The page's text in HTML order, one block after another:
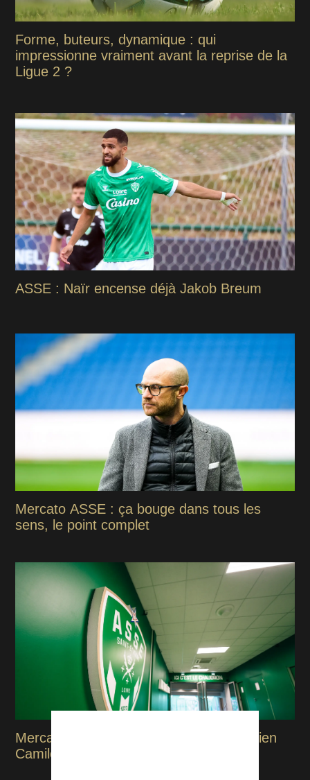
Forme, buteurs, dynamique : qui
impressionne vraiment avant la reprise de la
Ligue 2 ?
ASSE : Naïr encense déjà Jakob Breum
Mercato ASSE : ça bouge dans tous les
sens, le point complet
Mercato : l'ASSE sur la piste du colombien
Camilo Mena